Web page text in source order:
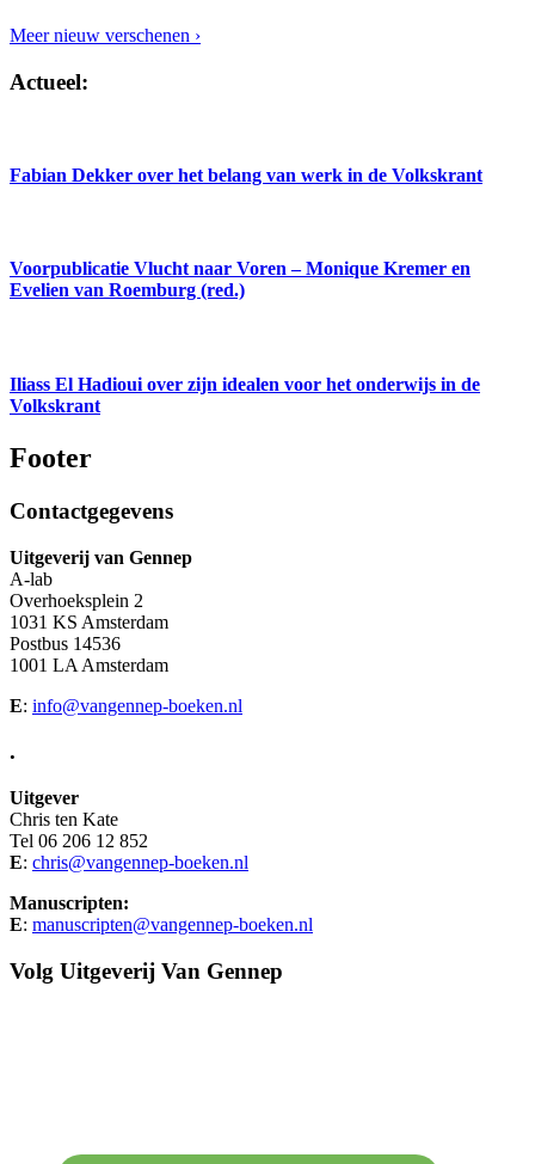
Meer nieuw verschenen ›
Actueel:
Fabian Dekker over het belang van werk in de Volkskrant
Voorpublicatie Vlucht naar Voren – Monique Kremer en
Evelien van Roemburg (red.)
Iliass El Hadioui over zijn idealen voor het onderwijs in de
Volkskrant
Footer
Contactgegevens
Uitgeverij van Gennep
A-lab
Overhoeksplein 2
1031 KS Amsterdam
Postbus 14536
1001 LA Amsterdam
E: info@vangennep-boeken.nl
.
Uitgever
Chris ten Kate
Tel 06 206 12 852
E: chris@vangennep-boeken.nl
Manuscripten:
E: manuscripten@vangennep-boeken.nl
Volg Uitgeverij Van Gennep